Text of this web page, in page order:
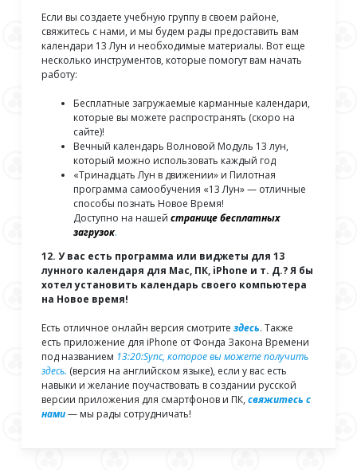
Если вы создаете учебную группу в своем районе,
свяжитесь с нами, и мы будем рады предоставить вам
календари 13 Лун и необходимые материалы. Вот еще
несколько инструментов, которые помогут вам начать
работу:
Бесплатные загружаемые карманные календари,
которые вы можете распространять (скоро на
сайте)!
Вечный календарь Волновой Модуль 13 лун,
который можно использовать каждый год
«Тринадцать Лун в движении» и Пилотная
программа самообучения «13 Лун» — отличные
способы познать Новое Время!
Доступно на нашей странице бесплатных
загрузок.
12. У вас есть программа или виджеты для 13
лунного календаря для Mac, ПК, iPhone и т. Д.? Я бы
хотел установить календарь своего компьютера
на Новое время!
Есть отличное онлайн версия смотритездесь. Также
есть приложение для iPhone от Фонда Закона Времени
под названием 13:20:Sync, которое вы можете получить
здесь. (версия на английском языке), если у вас есть
навыки и желание поучаствовать в создании русской
версии приложения для смартфонов и ПК,свяжитесь с
нами— мы рады сотрудничать!